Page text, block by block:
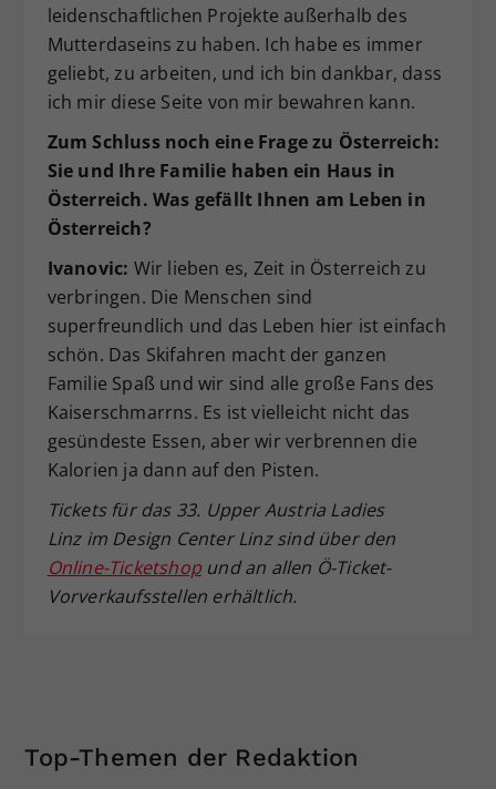
leidenschaftlichen Projekte außerhalb des
Mutterdaseins zu haben. Ich habe es immer
geliebt, zu arbeiten, und ich bin dankbar, dass
ich mir diese Seite von mir bewahren kann.
Zum Schluss noch eine Frage zu Österreich:
Sie und Ihre Familie haben ein Haus in
Österreich. Was gefällt Ihnen am Leben in
Österreich?
Ivanovic: Wir lieben es, Zeit in Österreich zu
verbringen. Die Menschen sind
superfreundlich und das Leben hier ist einfach
schön. Das Skifahren macht der ganzen
Familie Spaß und wir sind alle große Fans des
Kaiserschmarrns. Es ist vielleicht nicht das
gesündeste Essen, aber wir verbrennen die
Kalorien ja dann auf den Pisten.
Tickets für das 33. Upper Austria Ladies
Linzim Design Center Linz sind über den
Online-Ticketshopund an allen Ö-Ticket-
Vorverkaufsstellen erhältlich.
Top-Themen der Redaktion